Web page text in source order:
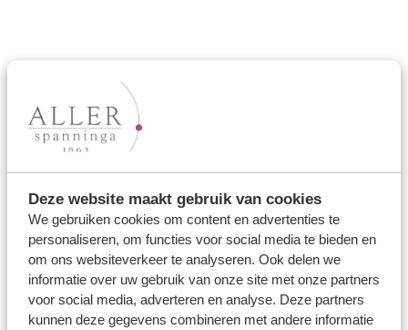
Deze website maakt gebruik van cookies
We gebruiken cookies om content en advertenties te
personaliseren, om functies voor social media te bieden en
om ons websiteverkeer te analyseren. Ook delen we
informatie over uw gebruik van onze site met onze partners
voor social media, adverteren en analyse. Deze partners
kunnen deze gegevens combineren met andere informatie
Ons aanbod
Memoireringen
Verlovingsringen
Vriendschapsringen
Over ons
Aller Spanninga